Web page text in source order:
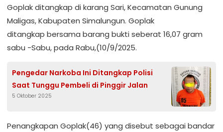
Goplak ditangkap di karang Sari, Kecamatan Gunung
Maligas, Kabupaten Simalungun. Goplak
ditangkap bersama barang bukti seberat 16,07 gram
sabu -Sabu, pada Rabu,(10/9/2025.
Pengedar Narkoba Ini Ditangkap Polisi
Saat Tunggu Pembeli di Pinggir Jalan
5 Oktober 2025
Penangkapan Goplak(46) yang disebut sebagai bandar